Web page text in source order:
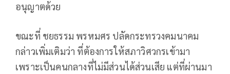
อนุญาตด้วย
ขณะที่ ชยธรรม พรหมศร ปลัดกระทรวงคมนาคม
กล่าวเพิ่มเติมว่า ที่ต้องการให้สภาวิศวกรเข้ามา
เพราะเป็นคนกลางที่ไม่มีส่วนได้ส่วนเสีย แต่ที่ผ่านมา